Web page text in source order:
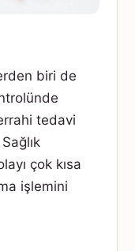
biri de
tedavi
çok kısa
işlemini